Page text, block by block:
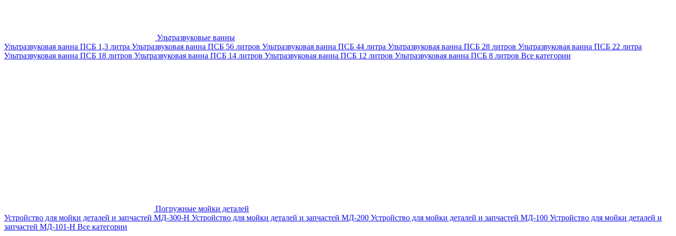
Ультразвуковые ванны
Ультразвуковая ванна ПСБ 1,3 литра Ультразвуковая ванна ПСБ 56 литров Ультразвуковая ванна ПСБ 44 литра Ультразвуковая ванна ПСБ 28 литров Ультразвуковая ванна ПСБ 22 литра
Ультразвуковая ванна ПСБ 18 литров Ультразвуковая ванна ПСБ 14 литров Ультразвуковая ванна ПСБ 12 литров Ультразвуковая ванна ПСБ 8 литров Все категории
Погружные мойки деталей
Устройство для мойки деталей и запчастей МД-300-H Устройство для мойки деталей и запчастей МД-200 Устройство для мойки деталей и запчастей МД-100 Устройство для мойки деталей и
запчастей МД-101-Н Все категории